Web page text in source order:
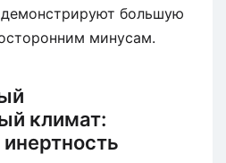
большую
минусам.
климат: